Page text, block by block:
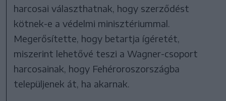
harcosai választhatnak, hogy szerződést
kötnek-e a védelmi minisztériummal.
Megerősítette, hogy betartja ígéretét,
miszerint lehetővé teszi a Wagner-csoport
harcosainak, hogy Fehéroroszországba
települjenek át, ha akarnak.